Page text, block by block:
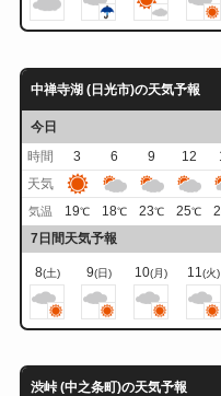
中禅寺湖 (日光市)の天気予報
今日
時間
3 6 9 12
天気
気温 19℃ 18℃ 23℃ 25℃
7日間天気予報
8(土) 9(日) 10(月) 11 (火)
渋峠 (中之条町)の天気予報